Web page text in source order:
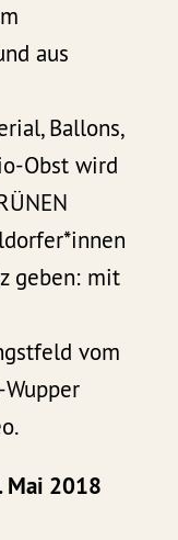
aus
Ballons,
Obst wird
geben: mit
vom
Mai 2018